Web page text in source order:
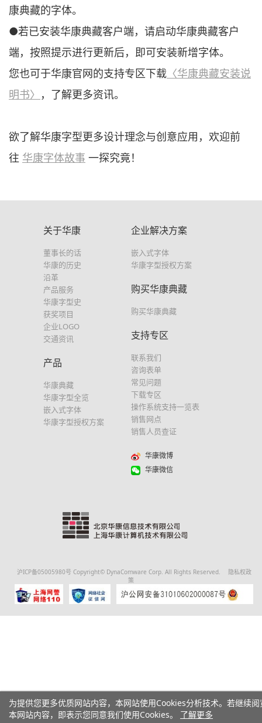
为提供您更多优质网站内容，本网站使用Cookies分析技术。若继续阅
本网站内容，即表示您同意我们使用Cookies。 了解更多
康典藏的字体。
●若已安装华康典藏客户端，请启动华康典藏客户
端，按照提示进行更新后，即可安装新增字体。
您也可于华康官网的支持专区下载 〈华康典藏安装说
明书〉 ，了解更多资讯。
欲了解华康字型更多设计理念与创意应用，欢迎前
往 华康字体故事 一探究竟！
关于华康
董事长的话
华康的历史
沿革
产品服务
华康字型史
获奖项目
企业LOGO
交通资讯
产品
华康典藏
华康字型全览
嵌入式字体
华康字型授权方案
企业解决方案
嵌入式字体
华康字型授权方案
购买华康典藏
购买华康典藏
支持专区
联系我们
咨询表单
常见问题
下载专区
操作系统支持一览表
销售网点
销售人员查证
华康微博
华康微信
沪ICP备05005980号 Copyright© DynaComware Corp. All Rights Reserved.
隐私权政
策